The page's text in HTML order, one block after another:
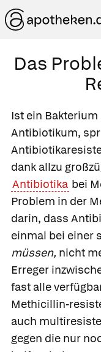
Das
Ist ein
Antibiotikum,
dank allzu
Antibiotika bei
Problem in der
darin, dass
einmal bei einer
müssen, nicht
Erreger
fast alle
Methicillin-
auch
gegen die nur